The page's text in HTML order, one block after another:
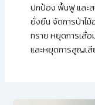
ปกป้อง ฟื้นฟู และส
ยั่งยืน จัดการป่าไ
ทราย หยุดการเสื่
และหยุดการสูญเสี